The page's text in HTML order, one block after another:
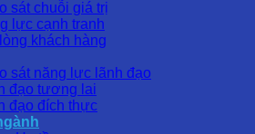
sát chuỗi giá trị
lực cạnh tranh
khách hàng
sát năng lực lãnh đạo
đạo tương lai
đạo đích thực